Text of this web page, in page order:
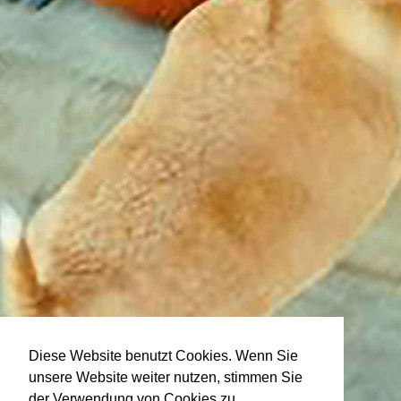
Diese Website benutzt Cookies. Wenn Sie
unsere Website weiter nutzen, stimmen Sie